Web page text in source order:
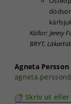
Källor: Jenny
BRYT,
Agneta Persson
Skriv ut eller